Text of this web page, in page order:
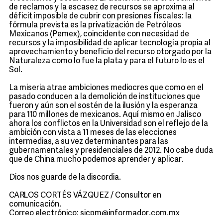
de reclamos y la escasez de recursos se aproxima al
déficit imposible de cubrir con presiones fiscales: la
fórmula prevista es la privatización de Petróleos
Mexicanos (Pemex), coincidente con necesidad de
recursos y la imposibilidad de aplicar tecnología propia al
aprovechamiento y beneficio del recurso otorgado por la
Naturaleza como lo fue la plata y para el futuro lo es el
Sol.
La miseria atrae ambiciones mediocres que como en el
pasado conducen a la demolición de instituciones que
fueron y aún son el sostén de la ilusión y la esperanza
para 110 millones de mexicanos. Aquí mismo en Jalisco
ahora los conflictos en la Universidad son el reflejo de la
ambición con vista a 11 meses de las elecciones
intermedias, a su vez determinantes para las
gubernamentales y presidenciales de 2012. No cabe duda
que de China mucho podemos aprender y aplicar.
Dios nos guarde de la discordia.
CARLOS CORTÉS VÁZQUEZ / Consultor en
comunicación.